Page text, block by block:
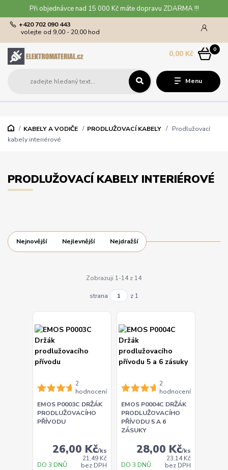
Při objednávce nad 15 000 Kč máte dopravu ZDARMA !!!
Menu
+420 702 090 443
volejte od 9,00 - 20,00 hod
0
0,00 Kč
KABELY A VODIČE PRODLUŽOVACÍ KABELY
Prodlužovací
kabely interiérové
PRODLUŽOVACÍ KABELY INTERIÉROVÉ
Nejnovější Nejlevnější Nejdražší
Zobrazuji 1-14 z 14
strana z 1
2
hodnocení
EMOS P0003C DRŽÁK
PRODLUŽOVACÍHO
PŘÍVODU
26,00 Kč/ks
21,49 Kč
bez DPH
DO 3 DNŮ
2
hodnocení
EMOS P0004C DRŽÁK
PRODLUŽOVACÍHO
PŘÍVODU 5 A 6
ZÁSUKY
28,00 Kč/ks
23,14 Kč
bez DPH
DO 3 DNŮ